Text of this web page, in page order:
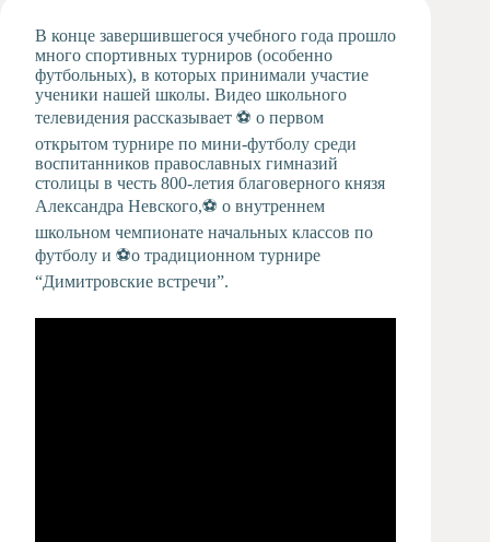
студия
Музыкальное
отделение
Психологическая
Служба
Тьюторская
служба
В конце завершившегося учебного года прошло
много спортивных турниров (особенно
футбольных), в которых принимали участие
ученики нашей школы. Видео школьного
телевидения рассказывает ⚽ о первом
открытом турнире по мини-футболу среди
воспитанников православных гимназий
столицы в честь 800-летия благоверного князя
Александра Невского,⚽ о внутреннем
школьном чемпионате начальных классов по
футболу и ⚽о традиционном турнире
“Димитровские встречи”.